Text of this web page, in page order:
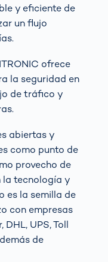
y eficiente de
un flujo
ofrece
la seguridad en
de tráfico y
abiertas y
como punto de
provecho de
la tecnología y
es la semilla de
con empresas
DHL, UPS, Toll
de